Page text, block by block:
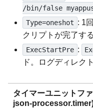
/bin/false
Type=oneshot : 1
クリプトが完了す
ExecStartPre :
ド。ログディレク
タイマーユニットフ
json-